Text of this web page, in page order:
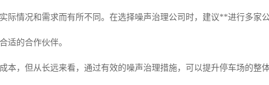
际情况和需求而有所不同。在选择噪声治理公司时，建议**进行多家
适的合作伙伴。
本，但从长远来看，通过有效的噪声治理措施，可以提升停车场的整